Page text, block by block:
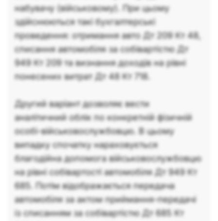
набувачу (військовому). При цьому
здійснюються такі бухгалтерські
проведення: отримання авто Дт 209 Кт 48,
списання автомобіля за собівартістю Дт
949 Кт 209 та визнання доходів на рівні
понесених витрат Дт 48 Кт 718.
Другий варіант дозволяє вести
аналітичний облік по конкретній фізичній
особі-військовослужбовцю. В цьому
випадку спочатку нараховується
благодійна допомога військовослужбовцю
на рівні собівартості автомобіля Дт 949 Кт
685. Потім відображається передача
автомобіля за актом приймання-передачі
із списанням за собівартістю Дт 685 Кт